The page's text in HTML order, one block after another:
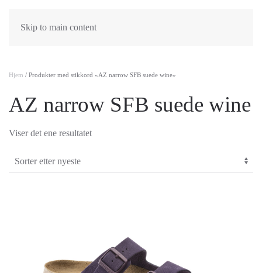
Skip to main content
Hjem / Produkter med stikkord «AZ narrow SFB suede wine»
AZ narrow SFB suede wine
Viser det ene resultatet